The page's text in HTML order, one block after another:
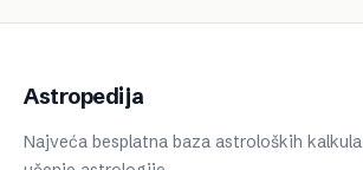
Astropedija
Najveća besplatna baza astroloških